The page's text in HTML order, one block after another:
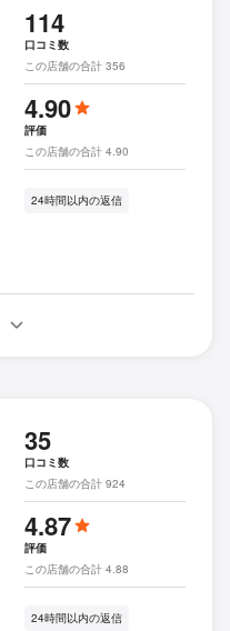
114
口コミ数
この店舗の合計 356
4.90
評価
この店舗の合計 4.90
24時間以内の返信
35
口コミ数
この店舗の合計 924
4.87
評価
この店舗の合計 4.88
24時間以内の返信